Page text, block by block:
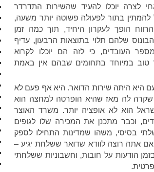
לצרה יוכלו להעיד שהשירות התדרדר
בתור לפעולה פשוטה יותר משעה,
הופך לעקרון היחיד, תוך כמה זמן
שלהם תלוי בתוצאות הרבעון, עדיף
העובדים, כי לזה הם יוכלו לקרוא
טוב במיוחד בתחומים שבהם אין באמת
היא היתה שירות הדואר. היא אף פעם לא
שקרה לה מאז שהיא הופרטה למחצה הוא
הוא לא אופציה יותר. משרד האוצר
וכבר מתכנן את המכירה שלו לגופים
בסיסי, משהו שמדינות התחילו לספק
קיים יותר. אם אתה רוצה לוודא שדואר ששלחת יגיע –
הודעות על חובות, וחשבוניות ששלחתי